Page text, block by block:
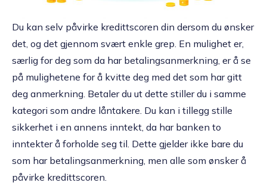
Du kan selv påvirke kredittscoren din dersom du ønsker
det, og det gjennom svært enkle grep. En mulighet er,
særlig for deg som da har betalingsanmerkning, er å se
på mulighetene for å kvitte deg med det som har gitt
deg anmerkning. Betaler du ut dette stiller du i samme
kategori som andre låntakere. Du kan i tillegg stille
sikkerhet i en annens inntekt, da har banken to
inntekter å forholde seg til. Dette gjelder ikke bare du
som har betalingsanmerkning, men alle som ønsker å
påvirke kredittscoren.